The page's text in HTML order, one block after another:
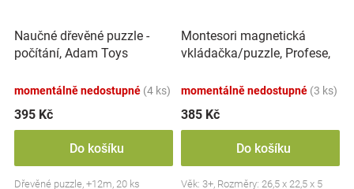
Naučné dřevěné puzzle -
počítání, Adam Toys
momentálně nedostupné (4 ks)
395 Kč
Do košíku
Dřevěné puzzle, +12m, 20 ks
Montesori magnetická
vkládačka/puzzle, Profese,
momentálně nedostupné (3 ks)
385 Kč
Do košíku
Věk: 3+, Rozměry: 26,5 x 22,5 x 5